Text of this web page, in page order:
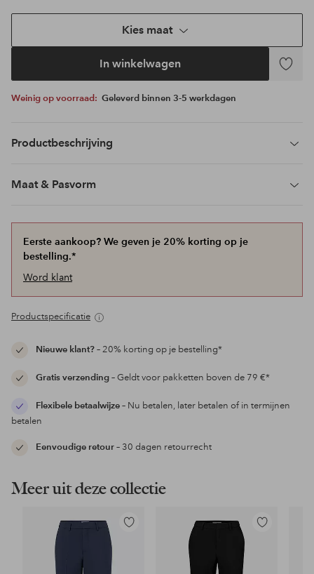
Kies maat
In winkelwagen
Weinig op voorraad: Geleverd binnen 3-5 werkdagen
Productbeschrijving
Maat & Pasvorm
Eerste aankoop? We geven je 20% korting op je
bestelling.*
Word klant
Productspecificatie
Nieuwe klant?– 20% korting op je bestelling*
Gratis verzending– Geldt voor pakketten boven de 79 €*
Flexibele betaalwijze– Nu betalen, later betalen of in termijnen
betalen
Eenvoudige retour– 30 dagen retourrecht
Meer uit deze collectie
Toevoegen
Toevoegen